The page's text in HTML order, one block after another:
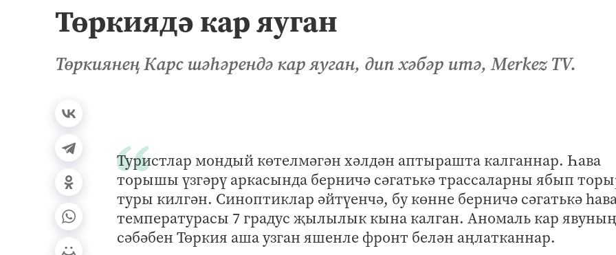
Төркиядә кар яуган
Төркиянең Карс шәһәрендә кар яуган, дип хәбәр итә, Merkez TV.
Туристлар мондый көтелмәгән хәлдән аптырашта калганнар. Һава
торышы үзгәрү аркасында берничә сәгатькә трассаларны ябып
туры килгән. Синоптиклар әйтүенчә, бу көнне берничә сәгатькә
температурасы 7 градус җылылык кына калган. Аномаль кар явуның
сәбәбен Төркия аша узган яшенле фронт белән аңлатканнар.